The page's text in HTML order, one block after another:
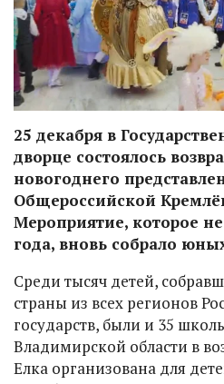
25 декабря в
дворце состоялось
новогоднего
Общероссийской
Мероприятие, которое
года, вновь собрало
Среди тысяч детей,
страны из всех регионов
государств, были и 35
Владимирской области в
Елка организована для